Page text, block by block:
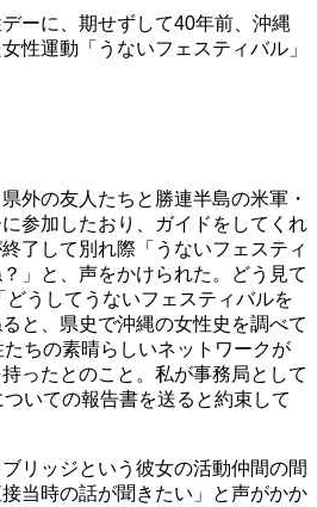
ーに、期せずして40年前、沖縄
性運動「うないフェスティバル」
外の友人たちと勝連半島の米軍・
参加したおり、ガイドをしてくれ
了して別れ際「うないフェスティ
」と、声をかけられた。どう見て
どうしてうないフェスティバルを
と、県史で沖縄の女性史を調べて
ちの素晴らしいネットワークが
ったとのこと。私が事務局として
いての報告書を送ると約束して
リッジという彼女の活動仲間の間
当時の話が聞きたい」と声がかか